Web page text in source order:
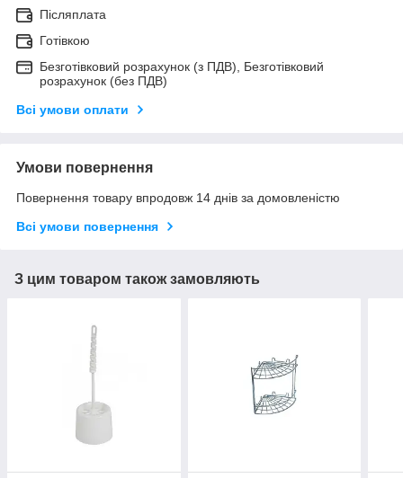
Післяплата
Готівкою
Безготівковий розрахунок (з ПДВ), Безготівковий
розрахунок (без ПДВ)
Всі умови оплати
Умови повернення
Повернення товару впродовж 14 днів за домовленістю
Всі умови повернення
З цим товаром також замовляють